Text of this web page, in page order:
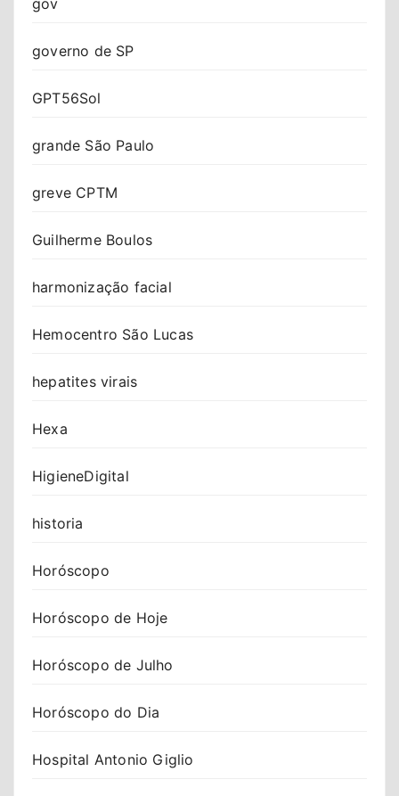
governo de SP
GPT56Sol
grande São Paulo
greve CPTM
Guilherme Boulos
harmonização facial
Hemocentro São Lucas
hepatites virais
Hexa
HigieneDigital
historia
Horóscopo
Horóscopo de Hoje
Horóscopo de Julho
Horóscopo do Dia
Hospital Antonio Giglio